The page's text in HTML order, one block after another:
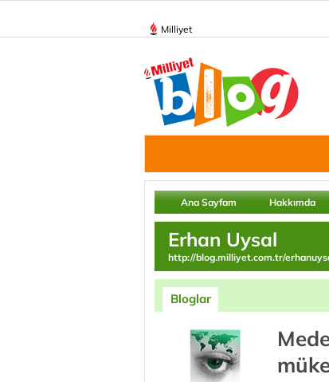
Milliyet
Ana Sayfam Hakkımda
Erhan Uysal
http://blog.milliyet.com.tr/
Bloglar